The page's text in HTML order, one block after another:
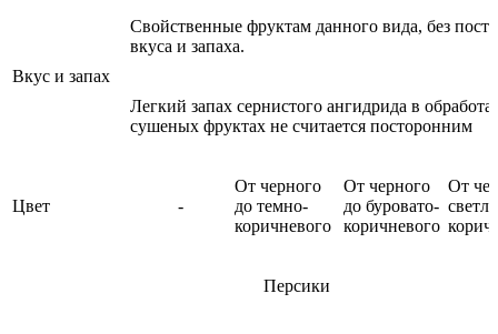
Вкус и запах
Свойственные фруктам данного вида, без
вкуса и запаха.
Легкий запах сернистого ангидрида в
сушеных фруктах не считается посторонним
Цвет -
От черного
до темно-
коричневого
От черного
до буровато-
коричневого
От
Персики